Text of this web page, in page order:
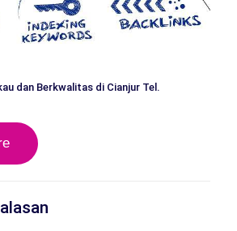
dan Berkwalitas di Cianjur Tel.